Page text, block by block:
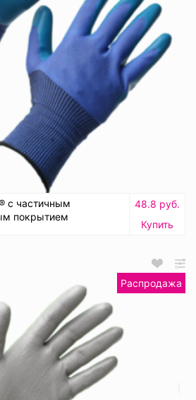
с частичным
покрытием
48.8 руб.
Купить
Распродажа